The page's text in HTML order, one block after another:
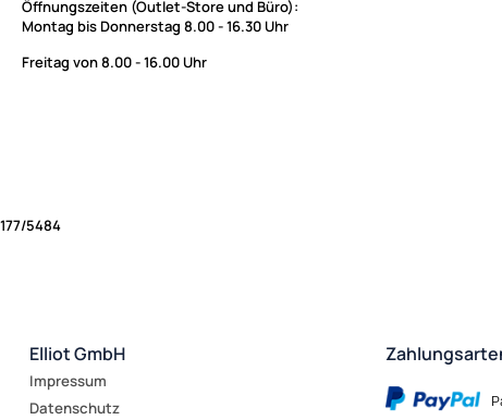
Öffnungszeiten (Outlet-Store und Büro):
Montag bis Donnerstag 8.00 - 16.30 Uhr
Freitag von 8.00 - 16.00 Uhr
177/5484
Elliot GmbH
Impressum
Datenschutz